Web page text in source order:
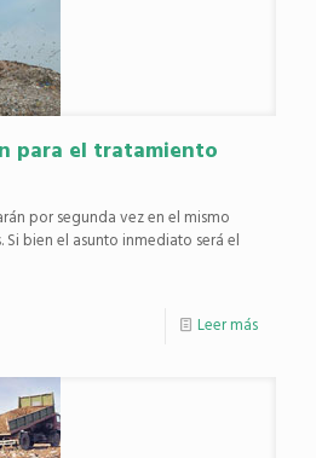
para el tratamiento
por segunda vez en el mismo
Si bien el asunto inmediato será el
Leer más